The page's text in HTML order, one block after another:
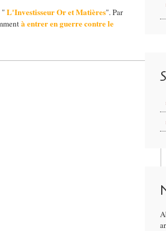
"L'Investisseur Or et Matières". Par
à entrer en guerre contre le